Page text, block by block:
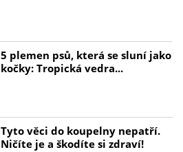
5 plemen psů, která se sluní jako
kočky: Tropická vedra...
Tyto věci do koupelny nepatří.
Ničíte je a škodíte si zdraví!